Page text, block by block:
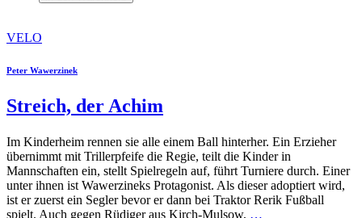
VELO
Peter Wawerzinek
Streich, der Achim
Im Kinderheim rennen sie alle einem Ball hinterher. Ein Erzieher
übernimmt mit Trillerpfeife die Regie, teilt die Kinder in
Mannschaften ein, stellt Spielregeln auf, führt Turniere durch. Einer
unter ihnen ist Wawerzineks Protagonist. Als dieser adoptiert wird,
ist er zuerst ein Segler bevor er dann bei Traktor Rerik Fußball
spielt. Auch gegen Rüdiger aus Kirch-Mulsow, …